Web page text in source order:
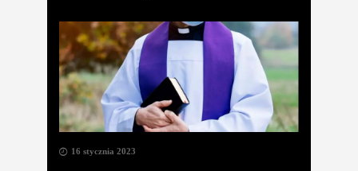
16 stycznia 2023